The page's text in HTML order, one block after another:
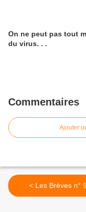
On ne peut pas tout
du virus. . .
Commentaires
Ajouter
< Les Brèves n°